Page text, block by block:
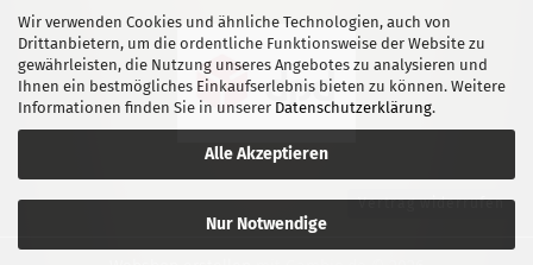
Wir verwenden Cookies und ähnliche Technologien, auch von
Drittanbietern, um die ordentliche Funktionsweise der Website zu
gewährleisten, die Nutzung unseres Angebotes zu analysieren und
Ihnen ein bestmögliches Einkaufserlebnis bieten zu können. Weitere
Informationen finden Sie in unserer Datenschutzerklärung.
Alle Akzeptieren
Nur Notwendige
Vertrag widerrufen